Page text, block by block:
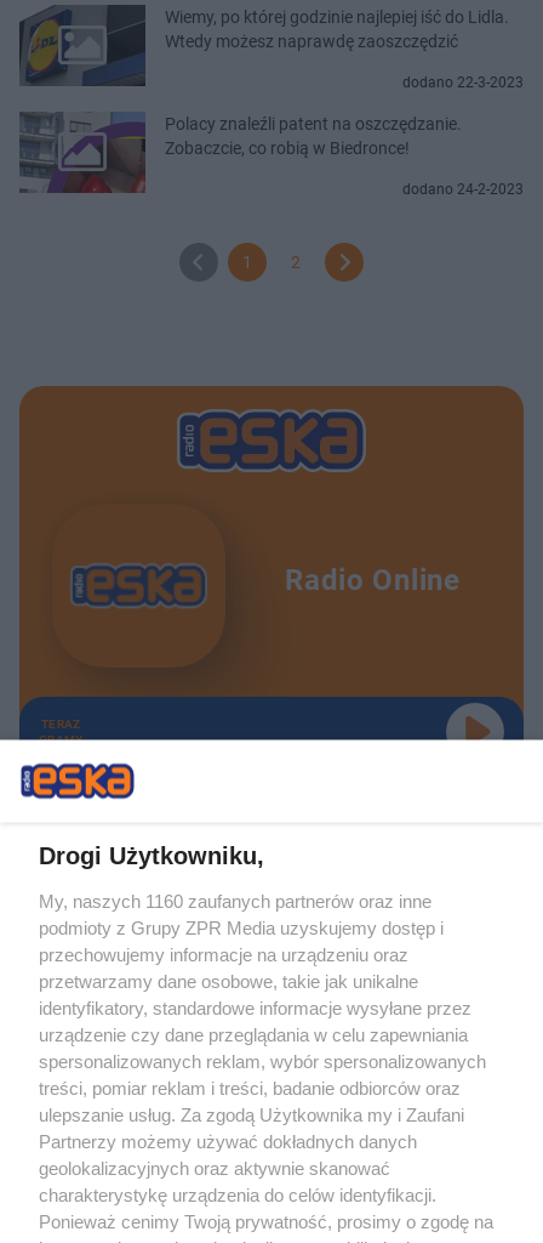
Wiemy, po której godzinie najlepiej iść do Lidla.
Wtedy możesz naprawdę zaoszczędzić
dodano 22-3-2023
Polacy znaleźli patent na oszczędzanie.
Zobaczcie, co robią w Biedronce!
dodano 24-2-2023
1 2
Radio Online
TERAZ
GRAMY
Żaden utwór zamieszczony w serwisie nie może być powielany i
rozpowszechniany lub dalej rozpowszechniany w jakikolwiek sposób (w
tym także elektroniczny lub mechaniczny) na jakimkolwiek polu
eksploatacji w jakiejkolwiek formie, włącznie z umieszczaniem w Internecie
bez pisemnej zgody właściciela praw. Jakiekolwiek użycie lub
wykorzystanie utworów w całości lub w części z naruszeniem prawa, tzn.
bez właściwej zgody, jest zabronione pod groźbą kary i może być ścigane
prawnie.
O nas
Drogi Użytkowniku,
My, naszych 1160 zaufanych partnerów oraz inne
podmioty z Grupy ZPR Media uzyskujemy dostęp i
przechowujemy informacje na urządzeniu oraz
przetwarzamy dane osobowe, takie jak unikalne
identyfikatory, standardowe informacje wysyłane przez
urządzenie czy dane przeglądania w celu zapewniania
spersonalizowanych reklam, wybór spersonalizowanych
treści, pomiar reklam i treści, badanie odbiorców oraz
ulepszanie usług. Za zgodą Użytkownika my i Zaufani
Partnerzy możemy używać dokładnych danych
geolokalizacyjnych oraz aktywnie skanować
charakterystykę urządzenia do celów identyfikacji.
Ponieważ cenimy Twoją prywatność, prosimy o zgodę na